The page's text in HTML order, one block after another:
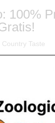
100%
Country Taste